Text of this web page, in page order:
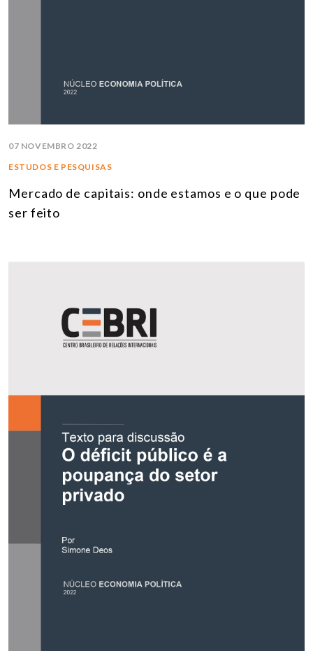
07 NOVEMBRO 2022
ESTUDOS E PESQUISAS
Mercado de capitais: onde estamos e o que pode
ser feito